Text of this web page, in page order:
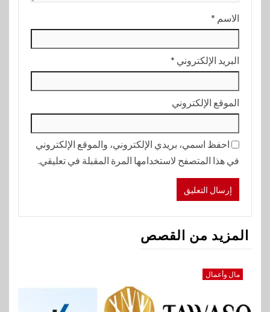
الاسم *
البريد الإلكتروني *
الموقع الإلكتروني
احفظ اسمي، بريدي الإلكتروني، والموقع الإلكتروني
في هذا المتصفح لاستخدامها المرة المقبلة في تعليقي.
المزيد من القصص
مال وأعمال